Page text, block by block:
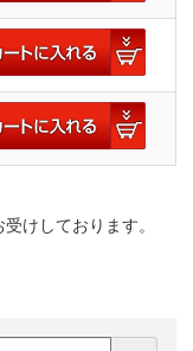
けしております。